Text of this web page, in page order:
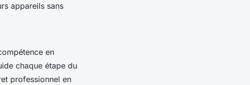
appareils sans
en
chaque étape du
professionnel en